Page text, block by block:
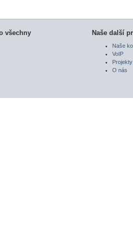
všechny Naše další
Naše
VoIP
Projekty
O nás